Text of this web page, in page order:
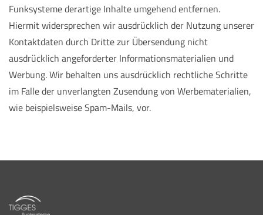
Funksysteme derartige Inhalte umgehend entfernen.
Hiermit widersprechen wir ausdrücklich der Nutzung unserer
Kontaktdaten durch Dritte zur Übersendung nicht
ausdrücklich angeforderter Informationsmaterialien und
Werbung. Wir behalten uns ausdrücklich rechtliche Schritte
im Falle der unverlangten Zusendung von Werbematerialien,
wie beispielsweise Spam-Mails, vor.